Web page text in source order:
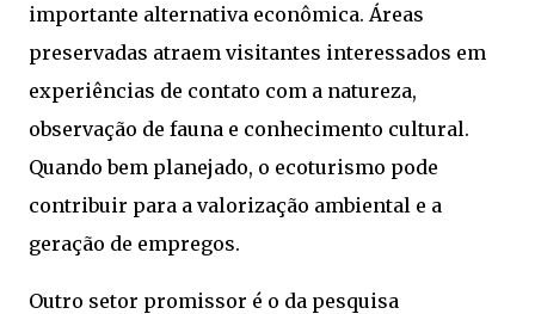
importante alternativa econômica. Áreas
preservadas atraem visitantes interessados em
experiências de contato com a natureza,
observação de fauna e conhecimento cultural.
Quando bem planejado, o ecoturismo pode
contribuir para a valorização ambiental e a
geração de empregos.
Outro setor promissor é o da pesquisa